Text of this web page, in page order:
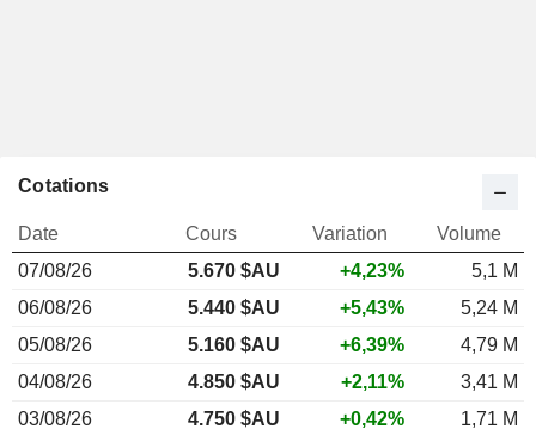
Cotations
Date Cours Variation
Volume
07/08/26
5.670 $AU +4,23%
5,1 M
06/08/26
5.440 $AU +5,43%
5,24 M
05/08/26
5.160 $AU +6,39%
4,79 M
04/08/26
4.850 $AU +2,11%
3,41 M
03/08/26
4.750 $AU +0,42% 1,71 M